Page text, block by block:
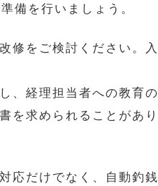
備を行いましょう。
修をご検討ください。
、経理担当者への教育
を求められることがあ
だけでなく、自動釣